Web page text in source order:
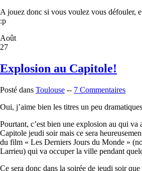
A jouez donc si vous voulez vous défouler,
:p
Août
27
Explosion au Capitole!
Posté dans Toulouse -- 7 Commentaires
Oui, j’aime bien les titres un peu
Pourtant, c’est bien une explosion au qui va
Capitole jeudi soir mais ce sera
du film « Les Derniers Jours du Monde »
Larrieu) qui va occuper la ville pendant
Ce sera donc dans la soirée de jeudi soir